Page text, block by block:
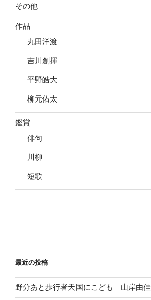
その他
作品
丸田洋渡
吉川創揮
平野皓大
柳元佑太
鑑賞
俳句
川柳
短歌
最近の投稿
野分あと歩行者天国にこども 山岸由佳